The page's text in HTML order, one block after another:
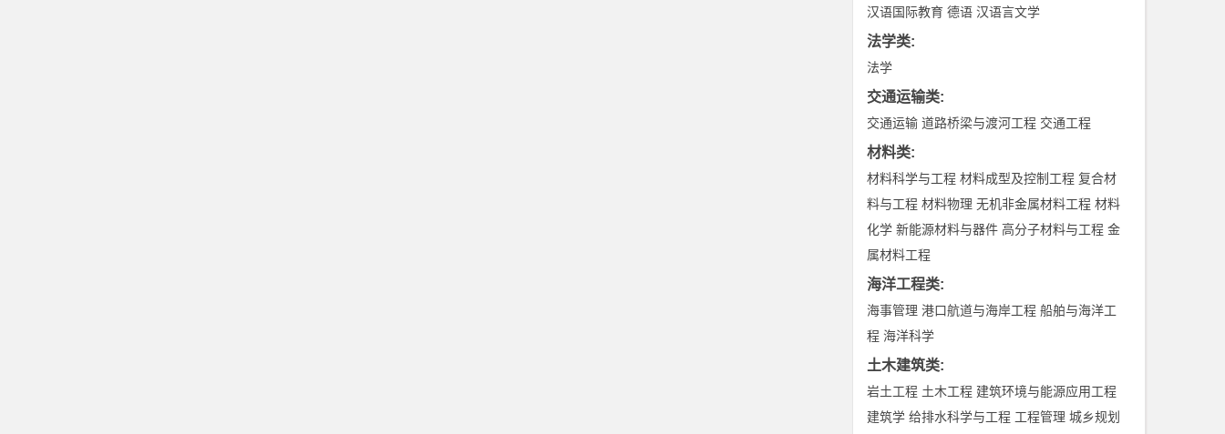
汉语国际教育 德语 汉语言文学
法学类:
法学
交通运输类:
交通运输 道路桥梁与渡河工程 交通工程
材料类:
材料科学与工程 材料成型及控制工程 复合材
料与工程 材料物理 无机非金属材料工程 材料
化学 新能源材料与器件 高分子材料与工程 金
属材料工程
海洋工程类:
海事管理 港口航道与海岸工程 船舶与海洋工
程 海洋科学
土木建筑类:
岩土工程 土木工程 建筑环境与能源应用工程
建筑学 给排水科学与工程 工程管理 城乡规划